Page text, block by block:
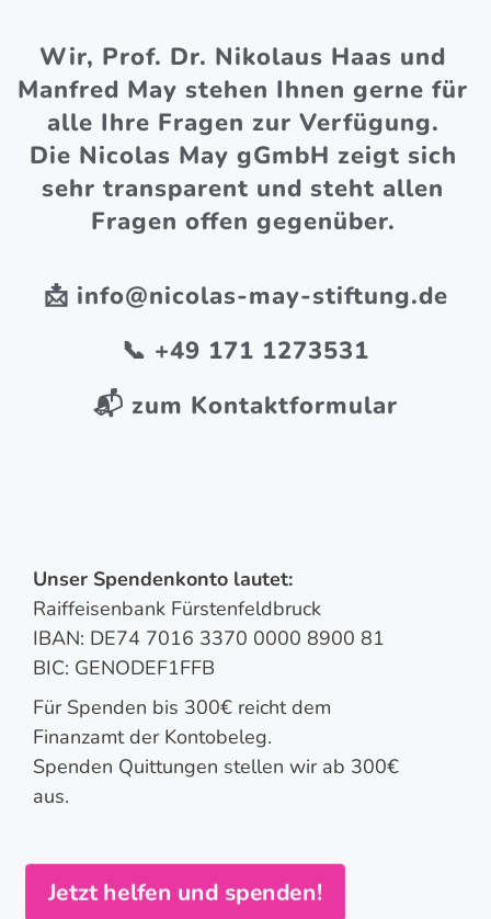
Wir, Prof. Dr. Nikolaus Haas und
Manfred May stehen Ihnen gerne für
alle Ihre Fragen zur Verfügung.
Die Nicolas May gGmbH zeigt sich
sehr transparent und steht allen
Fragen offen gegenüber.
📩 info@nicolas-may-stiftung.de
📞 +49 171 1273531
📬 zum Kontaktformular
Unser Spendenkonto lautet:
Raiffeisenbank Fürstenfeldbruck
IBAN: DE74 7016 3370 0000 8900 81
BIC: GENODEF1FFB
Für Spenden bis 300€ reicht dem
Finanzamt der Kontobeleg.
Spenden Quittungen stellen wir ab 300€
aus.
Jetzt helfen und spenden!